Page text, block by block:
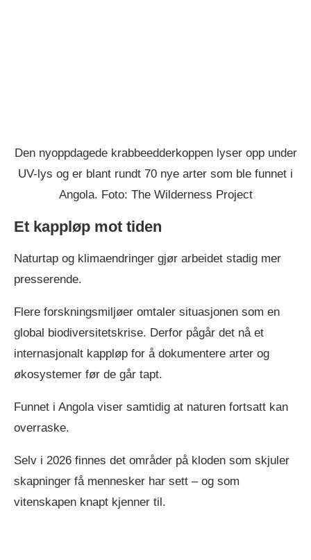
Den nyoppdagede krabbeedderkoppen lyser opp under
UV-lys og er blant rundt 70 nye arter som ble funnet i
Angola. Foto: The Wilderness Project
Et kappløp mot tiden
Naturtap og klimaendringer gjør arbeidet stadig mer
presserende.
Flere forskningsmiljøer omtaler situasjonen som en
global biodiversitetskrise. Derfor pågår det nå et
internasjonalt kappløp for å dokumentere arter og
økosystemer før de går tapt.
Funnet i Angola viser samtidig at naturen fortsatt kan
overraske.
Selv i 2026 finnes det områder på kloden som skjuler
skapninger få mennesker har sett – og som
vitenskapen knapt kjenner til.